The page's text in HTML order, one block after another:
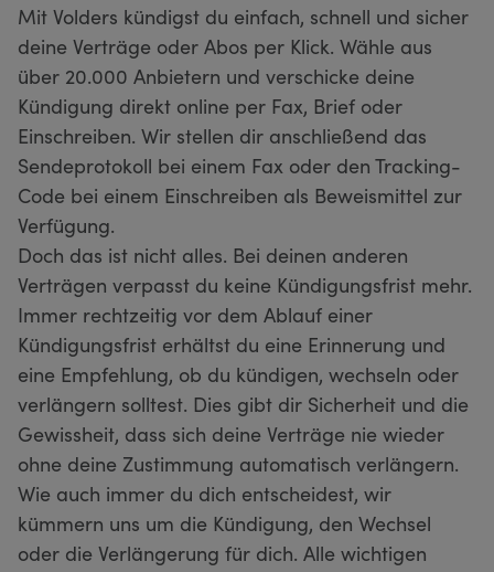
Mit Volders kündigst du einfach, schnell und sicher
deine Verträge oder Abos per Klick. Wähle aus
über 20.000 Anbietern und verschicke deine
Kündigung direkt online per Fax, Brief oder
Einschreiben. Wir stellen dir anschließend das
Sendeprotokoll bei einem Fax oder den Tracking-
Code bei einem Einschreiben als Beweismittel zur
Verfügung.
Doch das ist nicht alles. Bei deinen anderen
Verträgen verpasst du keine Kündigungsfrist mehr.
Immer rechtzeitig vor dem Ablauf einer
Kündigungsfrist erhältst du eine Erinnerung und
eine Empfehlung, ob du kündigen, wechseln oder
verlängern solltest. Dies gibt dir Sicherheit und die
Gewissheit, dass sich deine Verträge nie wieder
ohne deine Zustimmung automatisch verlängern.
Wie auch immer du dich entscheidest, wir
kümmern uns um die Kündigung, den Wechsel
oder die Verlängerung für dich. Alle wichtigen